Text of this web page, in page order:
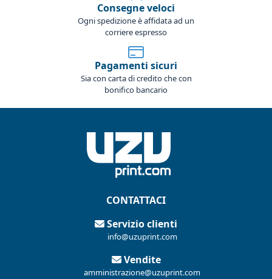
Consegne veloci
Ogni spedizione è affidata ad un
corriere espresso
Pagamenti sicuri
Sia con carta di credito che con
bonifico bancario
CONTATTACI
Servizio clienti
info@uzuprint.com
Vendite
amministrazione@uzuprint.com